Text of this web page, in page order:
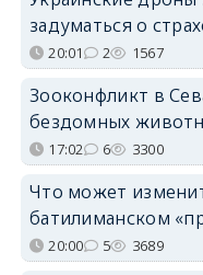
задуматься о
20:01 2 1567
Зооконфликт в
бездомных
17:02 6 3300
Что может
батилиманском
20:00 5 3689